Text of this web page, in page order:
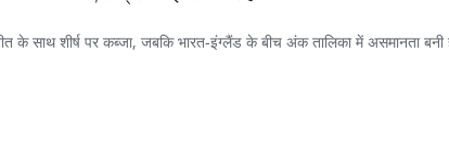
साथ शीर्ष पर कब्जा, जबकि भारत‑इंग्लैंड के बीच अंक तालिका में असमानता